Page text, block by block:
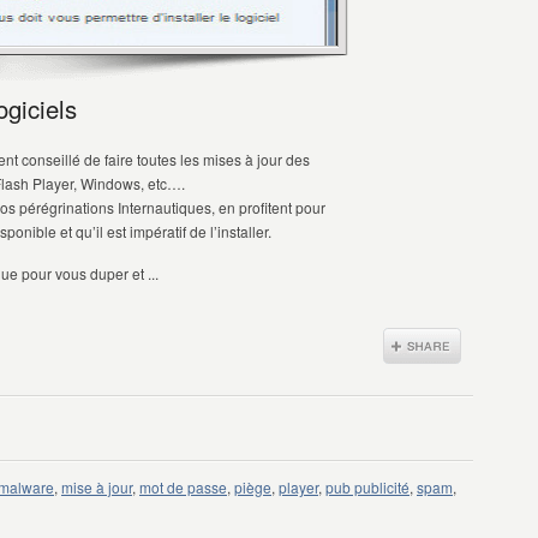
conseillé de faire toutes les mises à jour des
Player, Windows, etc….
pérégrinations Internautiques, en profitent pour
et qu’il est impératif de l’installer.
pour vous duper et ...
, mise à jour, mot de passe, piège, player, pub publicité, spam,